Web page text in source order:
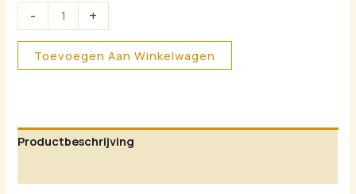
- +
Toevoegen Aan Winkelwagen
Productbeschrijving